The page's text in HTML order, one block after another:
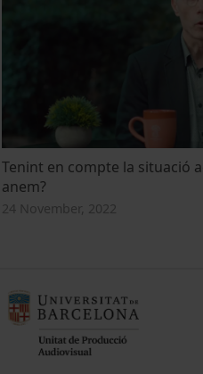
Tenint en compte la situació
anem?
24 November, 2022